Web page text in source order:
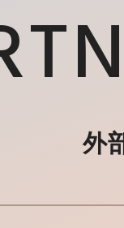
外